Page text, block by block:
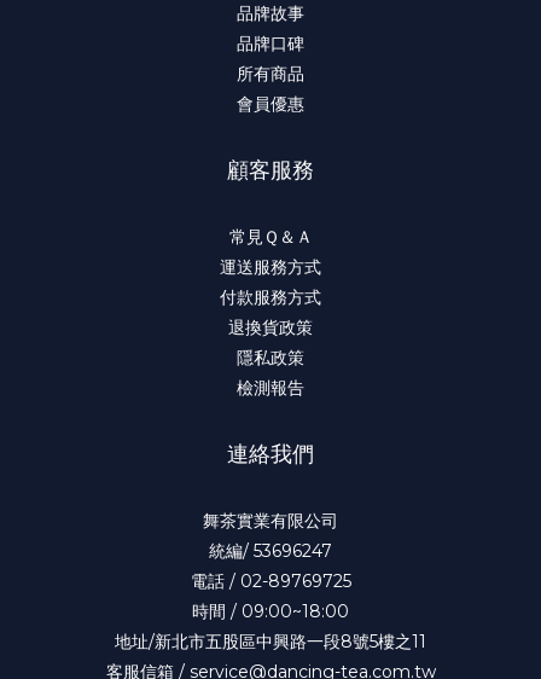
品牌故事
品牌口碑
所有商品
會員優惠
顧客服務
常見Ｑ＆Ａ
運送服務方式
付款服務方式
退換貨政策
隱私政策
檢測報告
連絡我們
舞茶實業有限公司
統編/ 53696247
電話 / 02-89769725
時間 / 09:00~18:00
地址/新北市五股區中興路一段8號5樓之11
客服信箱 / service@dancing-tea.com.tw